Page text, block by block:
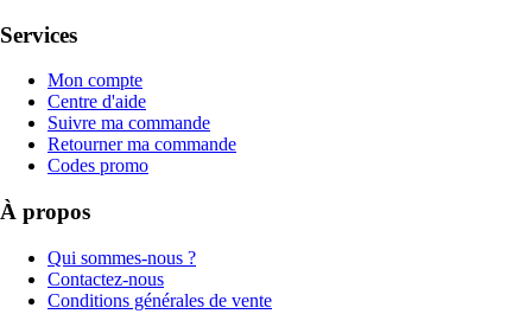
Services
Mon compte
Centre d'aide
Suivre ma commande
Retourner ma commande
Codes promo
À propos
Qui sommes-nous ?
Contactez-nous
Conditions générales de vente